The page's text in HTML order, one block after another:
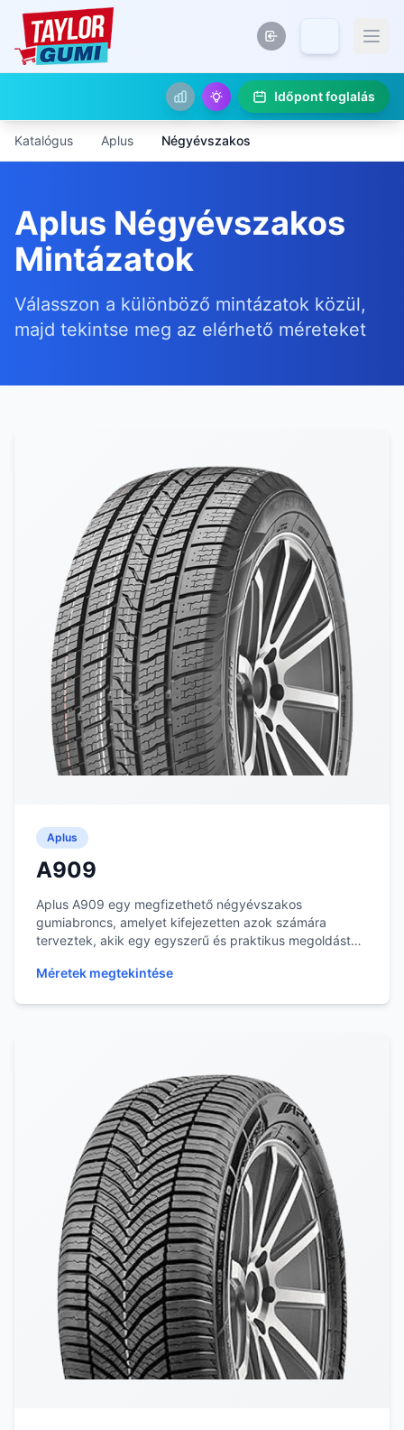
Időpont foglalás
Katalógus Aplus Négyévszakos
Aplus Négyévszakos
Mintázatok
Válasszon a különböző mintázatok közül,
majd tekintse meg az elérhető méreteket
Aplus
A909
Aplus A909 egy megfizethető négyévszakos
gumiabroncs, amelyet kifejezetten azok számára
terveztek, akik egy egyszerű és praktikus megoldást
Méretek megtekintése